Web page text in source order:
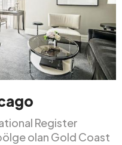
Register
olan Gold Coast